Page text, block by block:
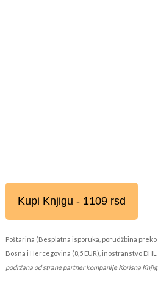
Kupi Knjigu - 1109 rsd
Poštarina (Besplatna isporuka, porudžbina preko
Bosna i Hercegovina (8,5 EUR), inostranstvo DHL
podržana od strane partner kompanije Korisna